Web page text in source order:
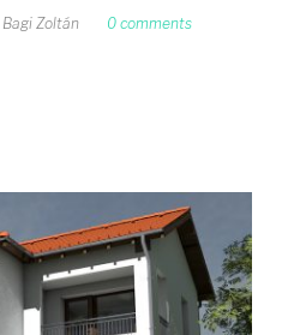
Bagi Zoltán
0 comments